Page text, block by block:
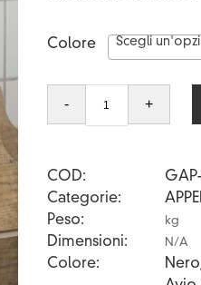
Colore Scegli
- +
COD
GAP-
Categorie
Peso
kg
Dimensioni N/A
Colore